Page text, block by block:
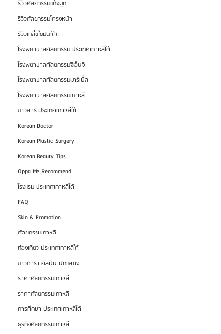
รีวิวศัลยกรรมแก้จมูก
รีวิวศัลยกรรมโครงหน้า
รีวิวเกลี่ยไขมันใต้ตา
โรงพยาบาลศัลยกรรม ประเทศเกาหลีใต้
โรงพยาบาลศัลยกรรมจีเอ็นจี
โรงพยาบาลศัลยกรรมมาร์เบิ้ล
โรงพยาบาลศัลยกรรมเกาหลี
ข่าวสาร ประเทศเกาหลีใต้
Korean Doctor
Korean Plastic Surgery
Korean Beauty Tips
Oppa Me Recommend
โรงแรม ประเทศเกาหลีใต้
FAQ
Skin & Promotion
ศัลยกรรมเกาหลี
ท่องเที่ยว ประเทศเกาหลีใต้
ข่าวดารา ศิลปิน นักแสดง
ราคาศัลยกรรมเกาหลี
ราคาศัลยกรรมเกาหลี
การศึกษา ประเทศเกาหลีใต้
ธุรกิจศัลยกรรมเกาหลี